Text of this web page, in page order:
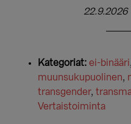
22.9.2026
Kategoriat: ei-binääri,
muunsukupuolinen,
transgender,
Vertaistoiminta